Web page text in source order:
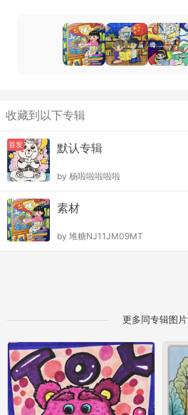
收藏到以下专辑
首发 默认专辑
by 杨啦啦啦啦啦
素材
by 堆糖NJ11JM09MT
更多同专辑图片